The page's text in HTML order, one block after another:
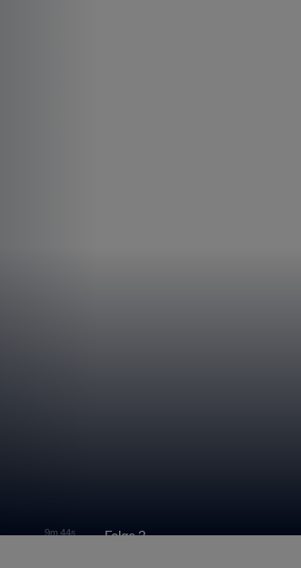
9m 44s Folge 3